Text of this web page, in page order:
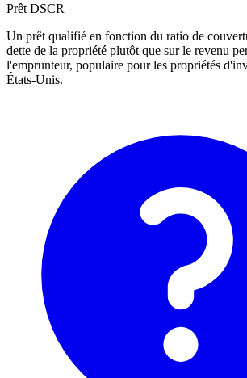
Prêt DSCR
Un prêt qualifié en fonction du ratio de
dette de la propriété plutôt que sur le revenu
l'emprunteur, populaire pour les propriétés
États-Unis.